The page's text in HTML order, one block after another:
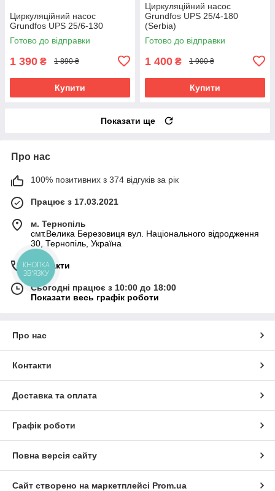
Циркуляційний насос
Grundfos UPS 25/6-130
Готово до відправки
1 390 ₴ 1 890 ₴
Купити
Циркуляційний насос
Grundfos UPS 25/4-180
(Serbia)
Готово до відправки
1 400 ₴ 1 900 ₴
Купити
Показати ще
Про нас
100% позитивних з 374 відгуків за рік
Працює з 17.03.2021
м. Тернопіль
смт.Велика Березовиця вул. Національного відродження
30, Тернопіль, Україна
Контакти
Сьогодні працює з 10:00 до 18:00
Показати весь графік роботи
Про нас
Контакти
Доставка та оплата
Графік роботи
Повна версія сайту
Сайт створено на маркетплейсі Prom.ua
КНОПКА
ЗВ'ЯЗКУ